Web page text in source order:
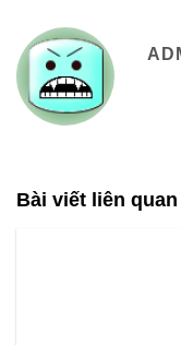
Bài viết liên quan